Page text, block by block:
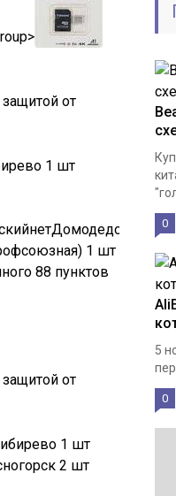
от
1 шт
нетДомодедово нет
1 шт
88 пунктов
от
1 шт
2 шт
0
5
0